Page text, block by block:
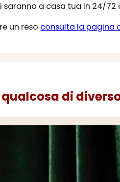
a casa tua in 24/72
un reso consulta la pagina
di